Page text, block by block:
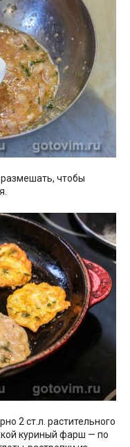
чтобы
2 ст.л. растительного
куриный фарш — по